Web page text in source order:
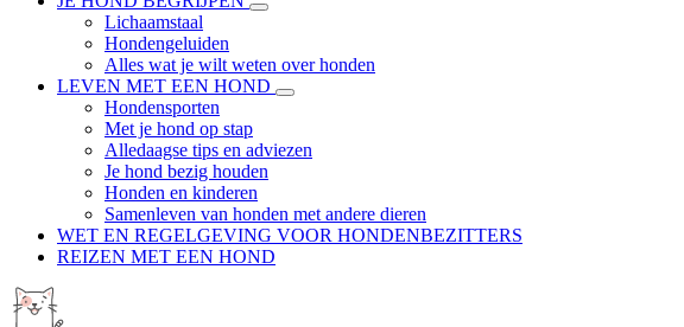
Lichaamstaal
Hondengeluiden
Alles wat je wilt weten over honden
LEVEN MET EEN HOND
Hondensporten
Met je hond op stap
Alledaagse tips en adviezen
Je hond bezig houden
Honden en kinderen
Samenleven van honden met andere dieren
WET EN REGELGEVING VOOR HONDENBEZITTERS
REIZEN MET EEN HOND